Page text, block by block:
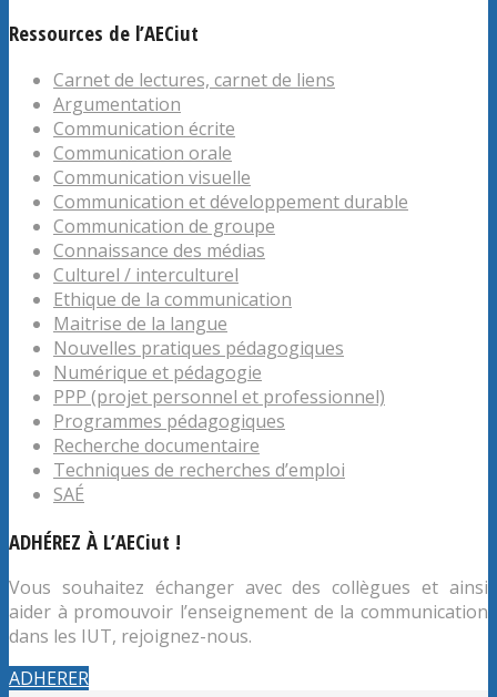
Ressources de l’AECiut
Carnet de lectures, carnet de liens
Argumentation
Communication écrite
Communication orale
Communication visuelle
Communication et développement durable
Communication de groupe
Connaissance des médias
Culturel / interculturel
Ethique de la communication
Maitrise de la langue
Nouvelles pratiques pédagogiques
Numérique et pédagogie
PPP (projet personnel et professionnel)
Programmes pédagogiques
Recherche documentaire
Techniques de recherches d’emploi
SAÉ
ADHÉREZ À L’AECiut !
Vous souhaitez échanger avec des collègues et ainsi
aider à promouvoir l’enseignement de la communication
dans les IUT, rejoignez-nous.
ADHERER